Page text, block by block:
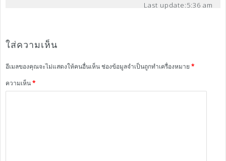
Last update:5:36 am
ใส่ความเห็น
อีเมลของคุณจะไม่แสดงให้คนอื่นเห็นช่องข้อมูลจำเป็นถูกทำเครื่องหมาย *
ความเห็น*